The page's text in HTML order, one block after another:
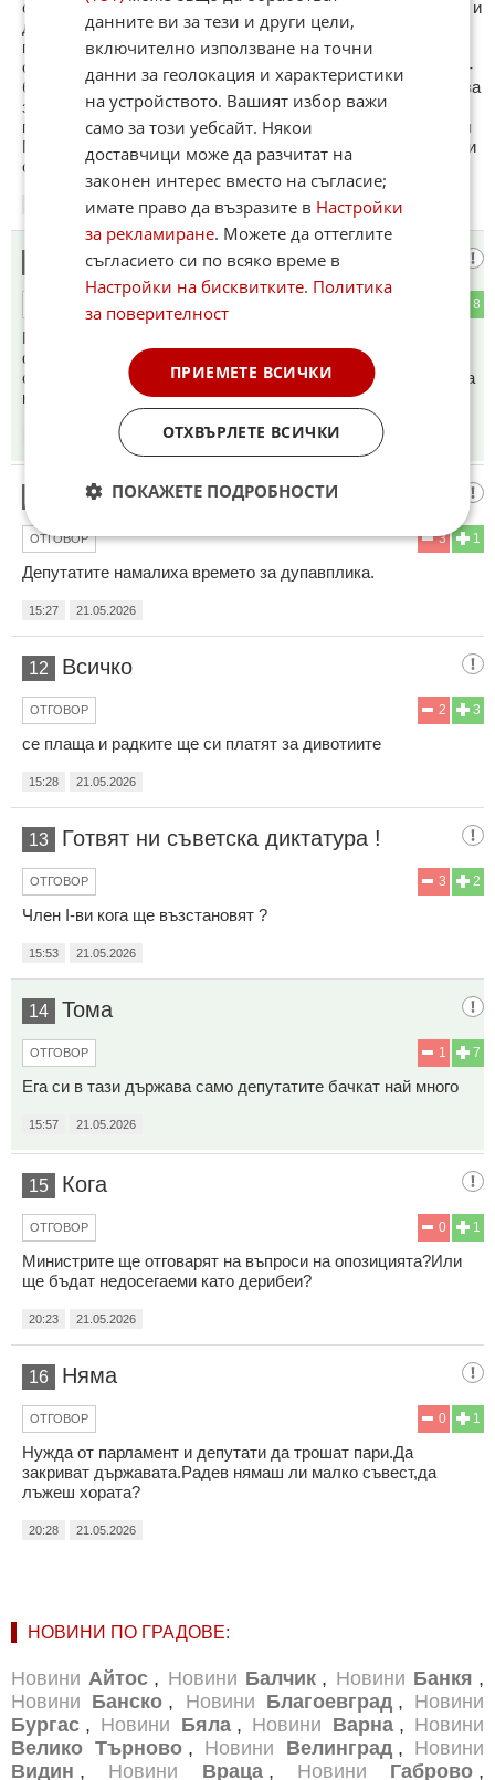
спират работата в Парламента искат с процедурни хватки и
да бавят .ГЕРБ още от сега се опитват да спъват и
протакат всичко дори и при реформите в Съдебната
система пак с техните стари номера уж да се работило по-
бавно и уж да се осмислело всичко и пак уж в комисиите за
за губят ценното време на България ,но този път ще се
провалят тотално , защото Румен Радев и неговата партия
Прогресивна България са достатъчно умни, интелигентни и
отговорни и няма да им се вържат на номерата .
21.05.2026
факт
8
По времето на сициализма депутати ставаха шефове на
фабрики ,заводи , лекари директори на училища , и се
събираха по няколко пъти в годината и вземаха решенията
които трябват ,а сеса пълни айляци !!
21.05.2026
в кратце
1
3
ОТГОВОР
Депутатите намалиха времето за дупавплика.
15:27 21.05.2026
12 Всичко
3
2
ОТГОВОР
се плаща и радките ще си платят за дивотиите
15:28 21.05.2026
13 Готвят ни съветска диктатура !
2
3
ОТГОВОР
Член I-ви кога ще възстановят ?
15:53 21.05.2026
14 Тома
7
1
ОТГОВОР
Ега си в тази държава само депутатите бачкат най много
15:57 21.05.2026
15 Кога
1
0
ОТГОВОР
Министрите ще отговарят на въпроси на опозицията?Или
ще бъдат недосегаеми като дерибеи?
20:23 21.05.2026
16 Няма
1
0
ОТГОВОР
Нужда от парламент и депутати да трошат пари.Да
закриват държавата.Радев нямаш ли малко съвест,да
лъжеш хората?
20:28 21.05.2026
НОВИНИ ПО ГРАДОВЕ:
Новини Айтос , Новини Балчик , Новини Банкя ,
Новини Банско , Новини Благоевград , Новини
Бургас , Новини Бяла , Новини Варна , Новини
Велико Търново , Новини Велинград , Новини
Видин , Новини Враца , Новини Габрово ,
данните ви за тези и други цели,
включително използване на точни
данни за геолокация и характеристики
на устройството. Вашият избор важи
само за този уебсайт. Някои
доставчици може да разчитат на
законен интерес вместо на съгласие;
имате право да възразите в Настройки
за рекламиране. Можете да оттеглите
съгласието си по всяко време в
Настройки на бисквитките. Политика
за поверителност
ПРИЕМЕТЕ ВСИЧКИ
ОТХВЪРЛЕТЕ ВСИЧКИ
ПОКАЖЕТЕ ПОДРОБНОСТИ